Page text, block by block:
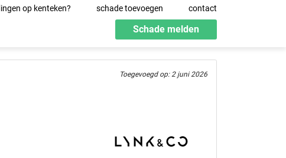
op kenteken? schade toevoegen contact
Schade melden
Toegevoegd op: 2 juni 2026